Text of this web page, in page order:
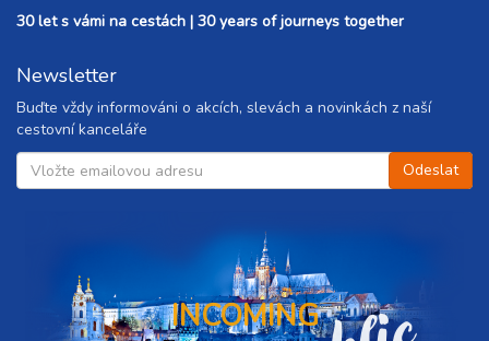
30 let s vámi na cestách | 30 years of journeys together
Newsletter
Buďte vždy informováni o akcích, slevách a novinkách z naší
cestovní kanceláře
INCOMING